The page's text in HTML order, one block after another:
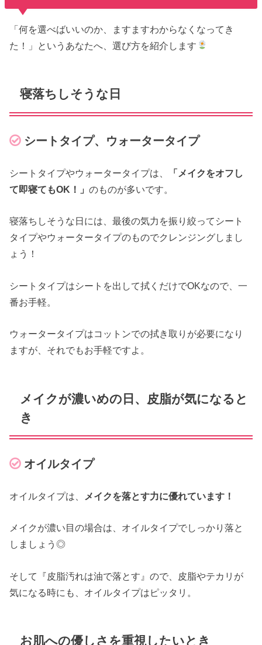
「何を選べばいいのか、ますますわからなくなってき
た！」というあなたへ、選び方を紹介します
寝落ちしそうな日
シートタイプ、ウォータータイプ
シートタイプやウォータータイプは、
「メイクをオフし
て即寝てもOK！」のものが多いです。
寝落ちしそうな日には、最後の気力を振り絞ってシート
タイプやウォータータイプのものでクレンジングしまし
ょう！
シートタイプはシートを出して拭くだけでOKなので、一
番お手軽。
ウォータータイプはコットンでの拭き取りが必要になり
ますが、それでもお手軽ですよ。
メイクが濃いめの日、皮脂が気になると
き
オイルタイプ
オイルタイプは、 メイクを落とす力に優れています！
メイクが濃い目の場合は、オイルタイプでしっかり落と
しましょう◎
そして『皮脂汚れは油で落とす』ので、皮脂やテカリが
気になる時にも、オイルタイプはピッタリ。
お肌への優しさを重視したいとき